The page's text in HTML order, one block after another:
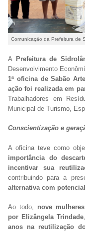
Comunicação da Prefeitura de
A Prefeitura de
Desenvolvimento
1ª oficina de Sabão
ação foi realizada em
Trabalhadores em
Municipal de Turismo,
Conscientização e
A oficina teve como
importância do
incentivar sua
contribuindo para a
alternativa com
Ao todo, nove
por Elizângela Trindade,
anos na reutilização